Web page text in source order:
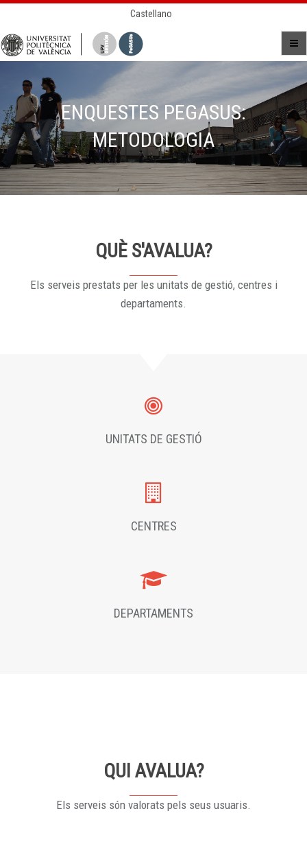
Castellano
ENQUESTES PEGASUS:
METODOLOGIA
QUÈ S'AVALUA?
Els serveis prestats per les unitats de gestió, centres i
departaments.
UNITATS DE GESTIÓ
CENTRES
DEPARTAMENTS
QUI AVALUA?
Els serveis són valorats pels seus usuaris.